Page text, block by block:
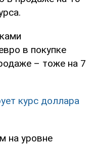
в покупке
– тоже на 7
курс доллара
на уровне